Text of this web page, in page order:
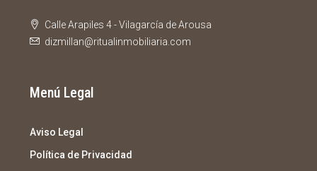
Calle Arapiles 4 - Vilagarcía de Arousa
dizmillan@ritualinmobiliaria.com
Menú Legal
Aviso Legal
Política de Privacidad